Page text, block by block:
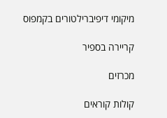
מיקומי דיפיברילטורים בקמפוס
קריירה בספיר
מכרזים
קולות קוראים